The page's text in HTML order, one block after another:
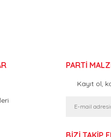
PARTİ
Kayıt ol,
BİZİ TAKİP